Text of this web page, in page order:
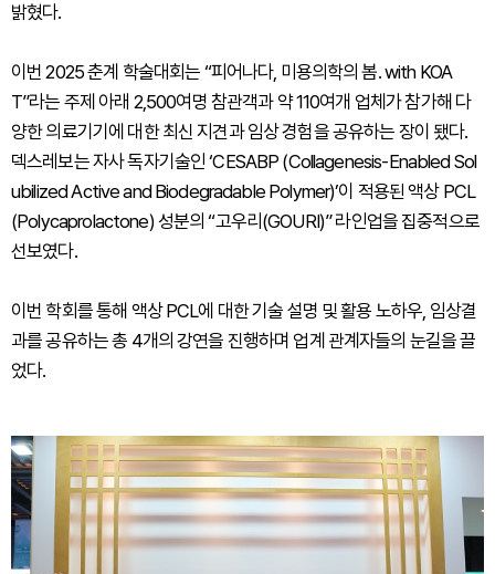
밝혔다.
이번 2025 춘계 학술대회는 “피어나다, 미용의학의 봄. with KOA
T”라는 주제 아래 2,500여명 참관객과 약 110여개 업체가 참가해 다
양한 의료기기에 대한 최신 지견과 임상 경험을 공유하는 장이 됐다.
덱스레보는 자사 독자기술인 ‘CESABP (Collagenesis-Enabled Sol
ubilized Active and Biodegradable Polymer)’이 적용된 액상 PCL
(Polycaprolactone) 성분의 “고우리(GOURI)” 라인업을 집중적으로
선보였다.
이번 학회를 통해 액상 PCL에 대한 기술 설명 및 활용 노하우, 임상결
과를 공유하는 총 4개의 강연을 진행하며 업계 관계자들의 눈길을 끌
었다.